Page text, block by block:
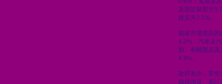
及固定裝置升
鏡店升2.1%。
超級市場貨品
4.2%；汽車及
類、有關製品
4.9%。
政府表示，零
錄得增長。累計